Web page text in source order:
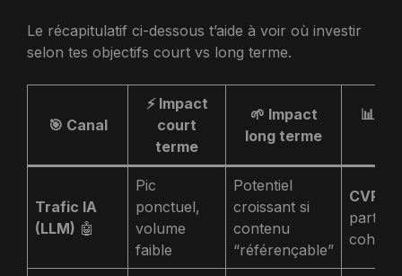
Le récapitulatif ci-dessous t’aide à voir où investir
selon tes objectifs court vs long terme.
🎯 Canal
⚡ Impact
court
terme
🌱 Impact
long terme
📊
Trafic IA
(LLM) 🤖
Pic
ponctuel,
volume
faible
Potentiel
croissant si
contenu
“référençable”
CVR
part